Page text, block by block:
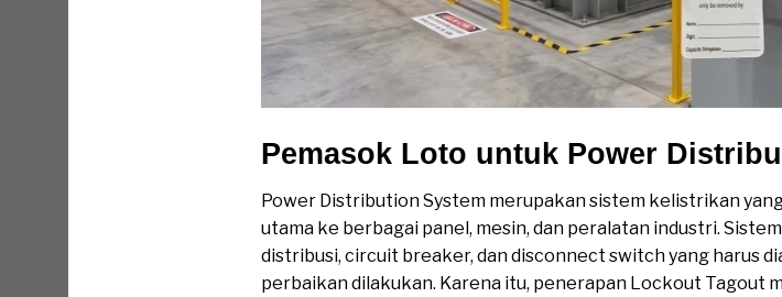
Pemasok Loto untuk Power
Power Distribution System merupakan sistem kelistrikan
utama ke berbagai panel, mesin, dan peralatan industri.
distribusi, circuit breaker, dan disconnect switch yang harus
perbaikan dilakukan. Karena itu, penerapan Lockout Tagout